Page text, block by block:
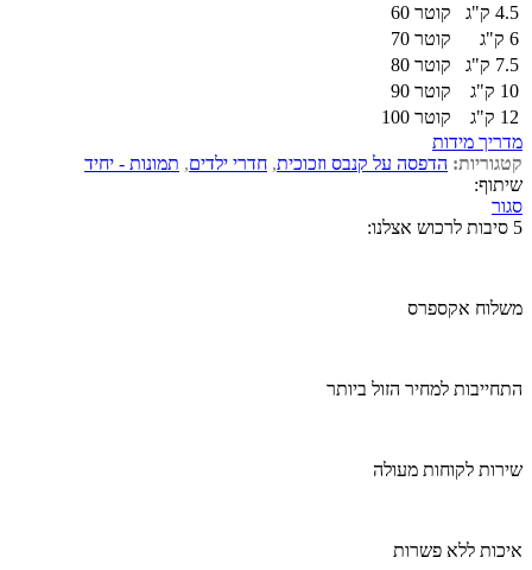
4.5 ק"ג
קוטר 60
6 ק"ג
קוטר 70
7.5 ק"ג
קוטר 80
10 ק"ג
קוטר 90
12 ק"ג
קוטר 100
מדריך מידות
קטגוריות: הדפסה על קנבס וזכוכית, חדרי ילדים, תמונות - יחיד
שיתוף:
סגור
5 סיבות לרכוש אצלנו:
משלוח אקספרס
התחייבות למחיר הזול ביותר
שירות לקוחות מעולה
איכות ללא פשרות